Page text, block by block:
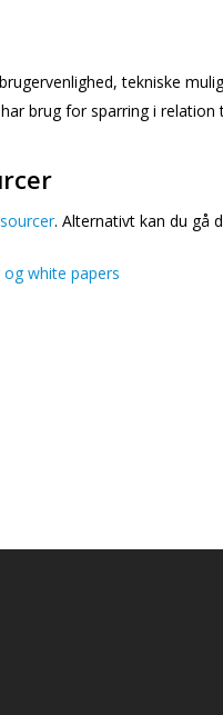
tekniske
brug for sparring i
. Alternativt kan du gå
og white papers